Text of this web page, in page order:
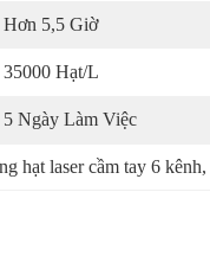
Hơn 5,5 Giờ
35000 Hạt/L
5 Ngày Làm Việc
hạt laser cầm tay 6 kênh,